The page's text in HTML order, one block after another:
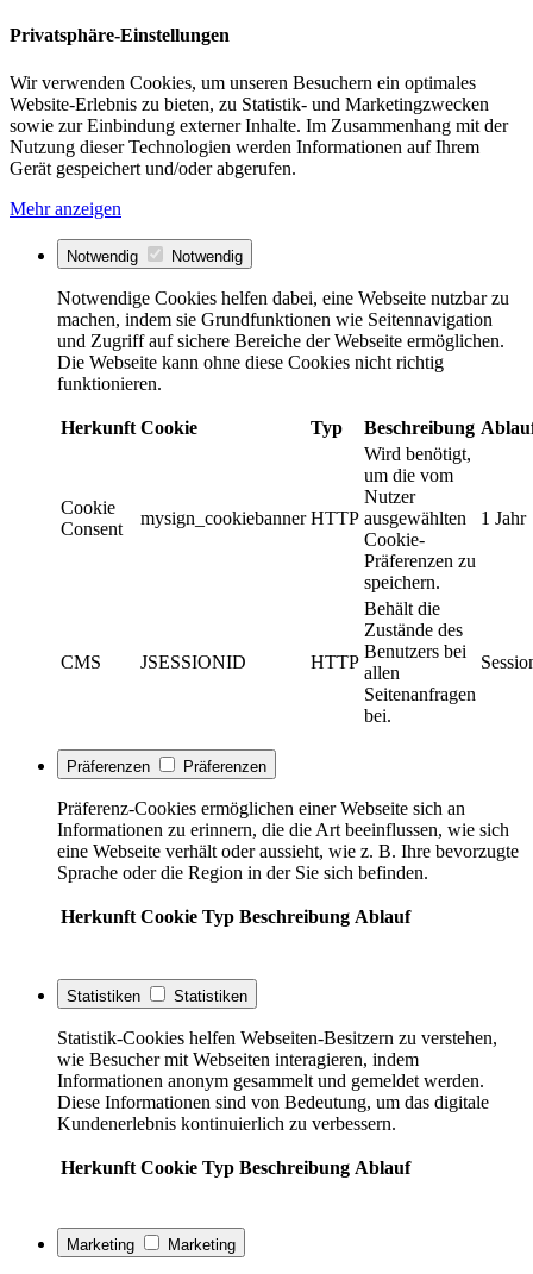
Privatsphäre-Einstellungen
Wir verwenden Cookies, um unseren Besuchern ein optimales
Website-Erlebnis zu bieten, zu Statistik- und Marketingzwecken
sowie zur Einbindung externer Inhalte. Im Zusammenhang mit der
Nutzung dieser Technologien werden Informationen auf Ihrem
Gerät gespeichert und/oder abgerufen.
Mehr anzeigen
Notwendig Notwendig
Notwendige Cookies helfen dabei, eine Webseite nutzbar zu
machen, indem sie Grundfunktionen wie Seitennavigation
und Zugriff auf sichere Bereiche der Webseite ermöglichen.
Die Webseite kann ohne diese Cookies nicht richtig
funktionieren.
Herkunft Cookie Typ Beschreibung
Cookie
Consent
mysign_cookiebanner HTTP
Wird benötigt,
um die vom
Nutzer
ausgewählten
Cookie-
Präferenzen zu
speichern.
1 Jahr
CMS JSESSIONID HTTP
Behält die
Zustände des
Benutzers bei
allen
Seitenanfragen
bei.
Präferenzen Präferenzen
Präferenz-Cookies ermöglichen einer Webseite sich an
Informationen zu erinnern, die die Art beeinflussen, wie sich
eine Webseite verhält oder aussieht, wie z. B. Ihre bevorzugte
Sprache oder die Region in der Sie sich befinden.
Herkunft Cookie Typ Beschreibung Ablauf
Statistiken Statistiken
Statistik-Cookies helfen Webseiten-Besitzern zu verstehen,
wie Besucher mit Webseiten interagieren, indem
Informationen anonym gesammelt und gemeldet werden.
Diese Informationen sind von Bedeutung, um das digitale
Kundenerlebnis kontinuierlich zu verbessern.
Herkunft Cookie Typ Beschreibung Ablauf
Marketing Marketing